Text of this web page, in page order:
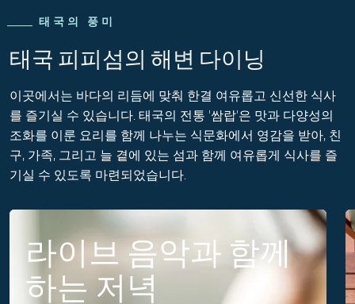
태국의 풍미
태국 피피섬의 해변 다이닝
이곳에서는 바다의 리듬에 맞춰 한결 여유롭고 신선한 식사
를 즐기실 수 있습니다. 태국의 전통 '쌈랍'은 맛과 다양성의
조화를 이룬 요리를 함께 나누는 식문화에서 영감을 받아, 친
구, 가족, 그리고 늘 곁에 있는 섬과 함께 여유롭게 식사를 즐
기실 수 있도록 마련되었습니다.
라이브 음악과 함께
하는 저녁